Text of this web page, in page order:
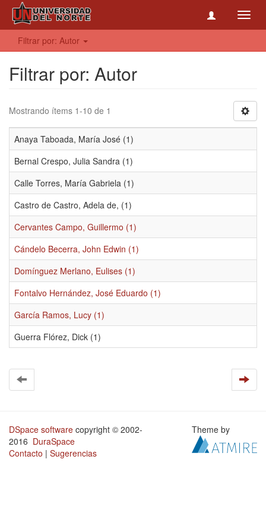
Filtrar por: Autor
Filtrar por: Autor
Mostrando ítems 1-10 de 1
Anaya Taboada, María José (1)
Bernal Crespo, Julia Sandra (1)
Calle Torres, María Gabriela (1)
Castro de Castro, Adela de, (1)
Cervantes Campo, Guillermo (1)
Cándelo Becerra, John Edwin (1)
Domínguez Merlano, Eulises (1)
Fontalvo Hernández, José Eduardo (1)
García Ramos, Lucy (1)
Guerra Flórez, Dick (1)
DSpace software copyright © 2002-
2016 DuraSpace
Contacto | Sugerencias
Theme by